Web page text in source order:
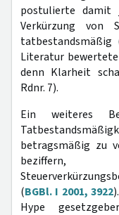
postulierte damit
Verkürzung von
tatbestandsmäßig
Literatur
denn Klarheit
Rdnr. 7).
Ein weiteres
betragsmäßig zu
(BGBl. I 2001, 3922
Hype